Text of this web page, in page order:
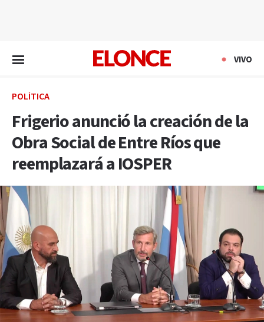
VIVO
POLÍTICA
Frigerio anunció la creación de la
Obra Social de Entre Ríos que
reemplazará a IOSPER